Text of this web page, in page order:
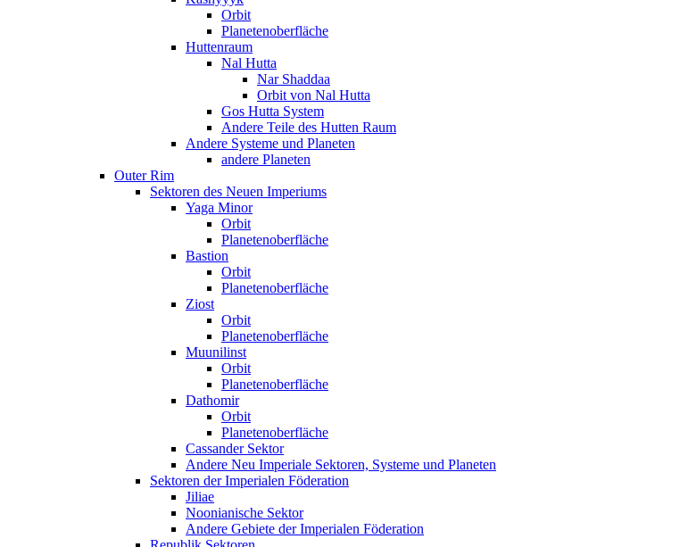
Orbit
Planetenoberfläche
Huttenraum
Nal Hutta
Nar Shaddaa
Orbit von Nal Hutta
Gos Hutta System
Andere Teile des Hutten Raum
Andere Systeme und Planeten
andere Planeten
Outer Rim
Sektoren des Neuen Imperiums
Yaga Minor
Orbit
Planetenoberfläche
Bastion
Orbit
Planetenoberfläche
Ziost
Orbit
Planetenoberfläche
Muunilinst
Orbit
Planetenoberfläche
Dathomir
Orbit
Planetenoberfläche
Cassander Sektor
Andere Neu Imperiale Sektoren, Systeme und Planeten
Sektoren der Imperialen Föderation
Jiliae
Noonianische Sektor
Andere Gebiete der Imperialen Föderation